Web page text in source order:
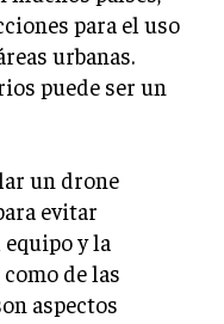
para el uso
urbanas.
puede ser un
un drone
evitar
y la
de las
aspectos